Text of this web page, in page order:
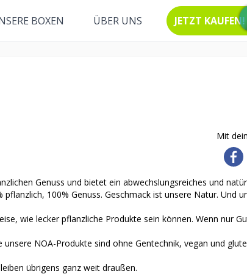
BOXEN ÜBER UNS JETZT KAUFEN!
Mit
Genuss und bietet ein abwechslungsreiches und
pflanzlich, 100% Genuss. Geschmack ist unsere Natur. Und
wie lecker pflanzliche Produkte sein können. Wenn nur
unsere NOA-Produkte sind ohne Gentechnik, vegan und
übrigens ganz weit draußen.